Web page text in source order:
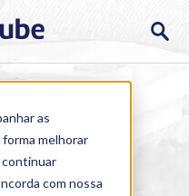
as
melhorar
continuar
com nossa
>Pedagogia